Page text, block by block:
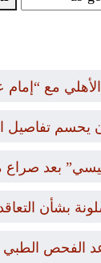
مع “إمام
يحسم تفاصيل
ميسي” بعد
بشأن
الفحص الطبي